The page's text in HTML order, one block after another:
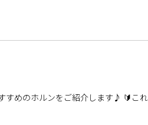
すめのホルンをご紹介します♪ 🔰こ
[…]